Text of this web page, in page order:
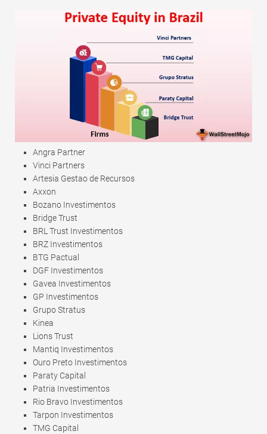
Angra Partner
Vinci Partners
Artesia Gestao de Recursos
Axxon
Bozano Investimentos
Bridge Trust
BRL Trust Investimentos
BRZ Investimentos
BTG Pactual
DGF Investimentos
Gavea Investimentos
GP Investimentos
Grupo Stratus
Kinea
Lions Trust
Mantiq Investimentos
Ouro Preto Investimentos
Paraty Capital
Patria Investimentos
Rio Bravo Investimentos
Tarpon Investimentos
TMG Capital